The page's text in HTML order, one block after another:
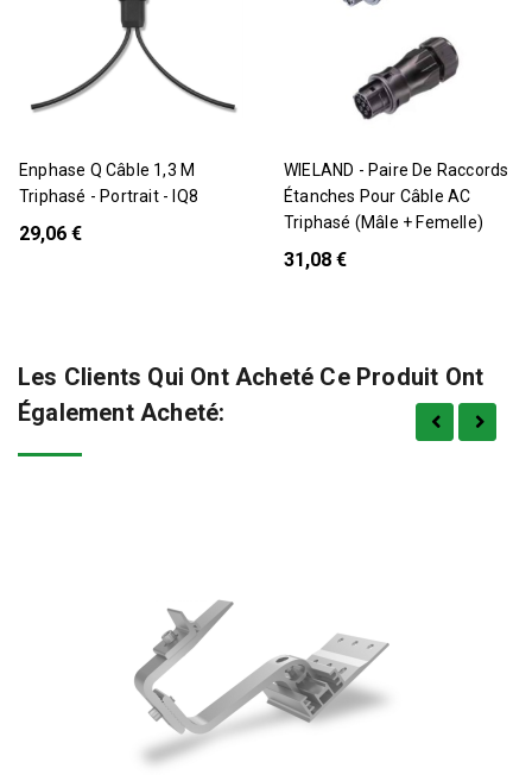
Enphase Q Câble 1,3 M
Triphasé - Portrait - IQ8
29,06 €
WIELAND - Paire De Raccords
Étanches Pour Câble AC
Triphasé (mâle + Femelle)
31,08 €
Les Clients Qui Ont Acheté Ce Produit Ont
Également Acheté: